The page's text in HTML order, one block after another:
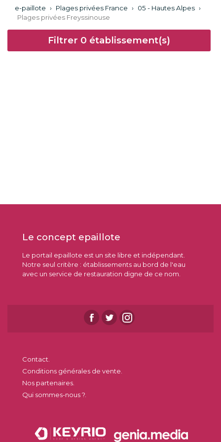
e-paillote › Plages privées France › 05 - Hautes Alpes ›
Plages privées Freyssinouse
Filtrer 0 établissement(s)
Le concept epaillote
Le portail epaillote est un site libre et indépendant.
Notre seul critère : établissements au bord de l'eau
avec un service de restauration digne de ce nom.
Contact.
Conditions générales de vente.
Nos partenaires.
Qui sommes-nous ?.